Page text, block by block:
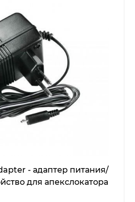
- адаптер питания/
для апекслокатора